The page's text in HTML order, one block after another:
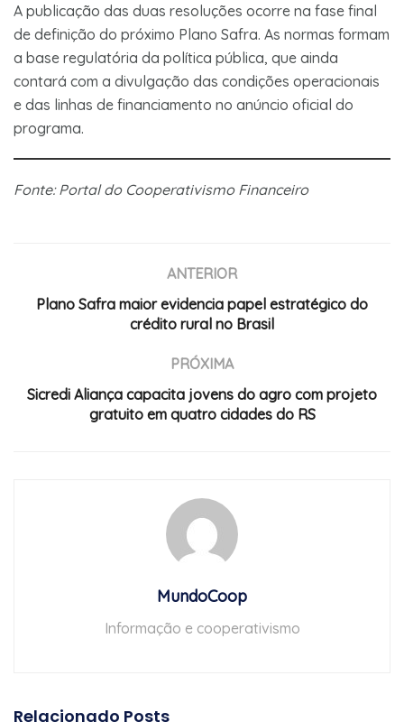
A publicação das duas resoluções ocorre na fase final
de definição do próximo Plano Safra. As normas formam
a base regulatória da política pública, que ainda
contará com a divulgação das condições operacionais
e das linhas de financiamento no anúncio oficial do
programa.
Fonte: Portal do Cooperativismo Financeiro
ANTERIOR
Plano Safra maior evidencia papel estratégico do
crédito rural no Brasil
PRÓXIMA
Sicredi Aliança capacita jovens do agro com projeto
gratuito em quatro cidades do RS
MundoCoop
Informação e cooperativismo
Relacionado Posts